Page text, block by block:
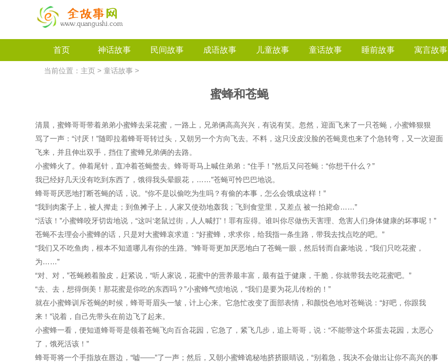
首页 神话故事 民间故事 成语故事 儿童故事 童话故事 睡前故事 寓言故事
当前位置： 主页 > 童话故事 >
蜜蜂和苍蝇
清晨，蜜蜂哥哥带着弟弟小蜜蜂去采花蜜，一路上，兄弟俩高高兴兴，有说有笑。忽然，迎面飞来了一只苍蝇，小蜜蜂狠狠
骂了一声：“讨厌！”随即拉着蜂哥哥转过头，又朝另一个方向飞去。不料，这只没皮没脸的苍蝇竟也来了个急转弯，又一次迎面
飞来，并且伸出双手，挡住了蜜蜂兄弟俩的去路。
小蜜蜂火了。伸着尾针，直冲着苍蝇螫去。蜂哥哥马上喊住弟弟：“住手！”然后又问苍蝇：“你想干什么？”
我已经好几天没有吃到东西了，饿得我头晕眼花，……”苍蝇可怜巴巴地说。
蜂哥哥厌恶地打断苍蝇的话，说。“你不是以偷吃为生吗？有偷的本事，怎么会饿成这样！”
“我到肉案子上，被人撵走；到鱼摊子上，人家又使劲地轰我；飞到食堂里，又差点 被一拍毙命……”
“活该！”小蜜蜂咬牙切齿地说，“这叫‘老鼠过街，人人喊打’！罪有应得。谁叫你尽做伤天害理、危害人们身体健康的坏事呢！”
苍蝇不去理会小蜜蜂的话，只是对大蜜蜂哀求道：“好蜜蜂，求求你，给我指一条生路，带我去找点吃的吧。”
“我们又不吃鱼肉，根本不知道哪儿有你的生路。”蜂哥哥更加厌恶地白了苍蝇一眼，然后转而自豪地说，“我们只吃花蜜，
为……”
“对、对，”苍蝇赖着脸皮，赶紧说，“听人家说，花蜜中的营养最丰富，最有益于健康，干脆，你就带我去吃花蜜吧。”
“去、去，想得倒美！那花蜜是你吃的东西吗？”小蜜蜂气愤地说，“我们是要为花儿传粉的！”
就在小蜜蜂训斥苍蝇的时候，蜂哥哥眉头一皱，计上心来。它急忙改变了面部表情，和颜悦色地对苍蝇说：“好吧，你跟我
来！”说着，自己先带头在前边飞了起来。
小蜜蜂一看，便知道蜂哥哥是领着苍蝇飞向百合花园，它急了，紧飞几步，追上哥哥，说：“不能带这个坏蛋去花园，太恶心
了，饿死活该！”
蜂哥哥将一个手指放在唇边，“嘘——”了一声；然后，又朝小蜜蜂诡秘地挤挤眼睛说，“别着急，我决不会做出让你不高兴的事